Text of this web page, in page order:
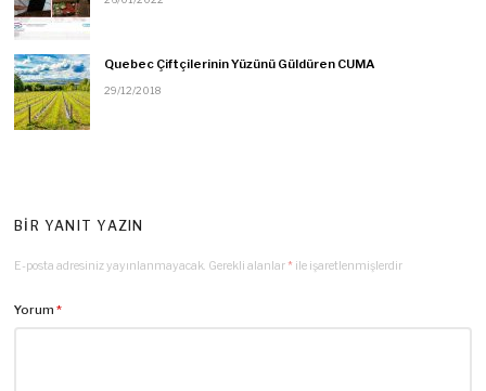
Quebec Çiftçilerinin Yüzünü Güldüren CUMA
29/12/2018
BIR YANIT YAZIN
E-posta adresiniz yayınlanmayacak. Gerekli alanlar* ile işaretlenmişlerdir
Yorum*